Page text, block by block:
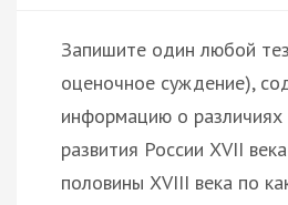
Запишите один любой
оценочное суждение),
информацию о различиях
развития России XVII
половины XVIII века по